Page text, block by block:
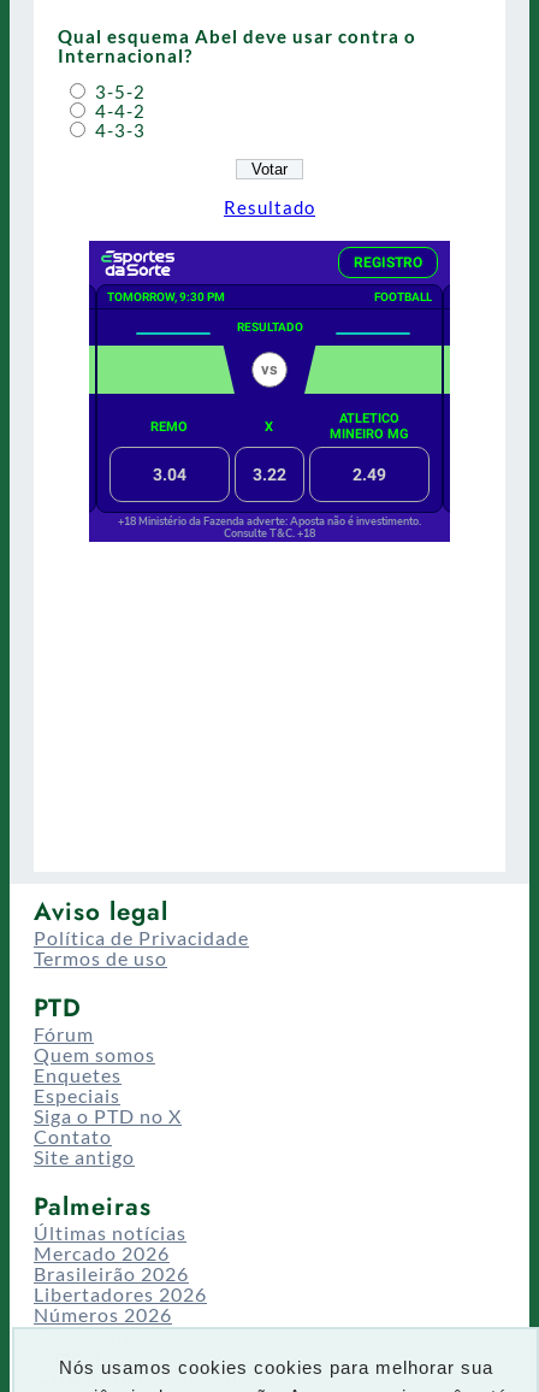
Nós usamos cookies cookies para melhorar sua
Qual esquema Abel deve usar contra o
Internacional?
3-5-2
4-4-2
4-3-3
Resultado
Aviso legal
Política de Privacidade
Termos de uso
PTD
Fórum
Quem somos
Enquetes
Especiais
Siga o PTD no X
Contato
Site antigo
Palmeiras
Últimas notícias
Mercado 2026
Brasileirão 2026
Libertadores 2026
Números 2026
Campeonatos
CT/Centro de Excelência